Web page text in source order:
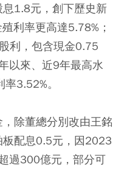
1.8元，創下歷史新
利率更高達5.78%；
利，包含現金0.75
以來、近9年最高水
3.52%。
除董總分別改由王銘
板配息0.5元，因2023
過300億元，部分可